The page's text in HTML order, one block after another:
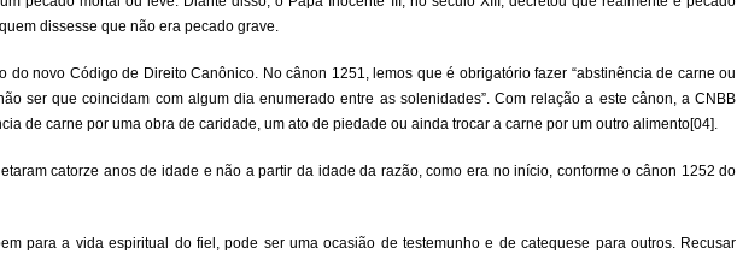
dissesse que não era pecado grave.
novo Código de Direito Canônico. No cânon 1251, lemos que é obrigatório fazer “abstinência de carne ou
ser que coincidam com algum dia enumerado entre as solenidades”. Com relação a este cânon, a CNBB
de carne por uma obra de caridade, um ato de piedade ou ainda trocar a carne por um outro alimento[04].
catorze anos de idade e não a partir da idade da razão, como era no início, conforme o cânon 1252 do
para a vida espiritual do fiel, pode ser uma ocasião de testemunho e de catequese para outros. Recusar